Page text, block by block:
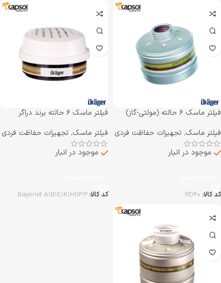
فیلتر ماسک 6 حالته (مولتی-گاز)
فیلتر ماسک, تجهیزات حفاظت فردی
موجود در انبار
کد کالا: RD40
فیلتر ماسک 6 حالته برند دراگر
A1B1E1K1HGP3
فیلتر ماسک, تجهیزات حفاظت فردی
موجود در انبار
کد کالا: Bayonet A1B1E1K1HGP3